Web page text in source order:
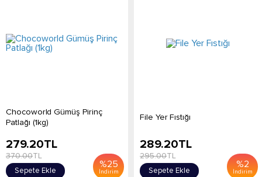
Chocoworld Gümüş Pirinç
Patlağı (1kg)
%25
İndirim
279.20TL
370.00TL
Sepete Ekle
File Yer Fıstığı
%2
İndirim
289.20TL
295.00TL
Sepete Ekle